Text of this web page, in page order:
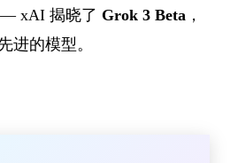
— xAI 揭晓了 Grok 3 Beta ，
进的模型。